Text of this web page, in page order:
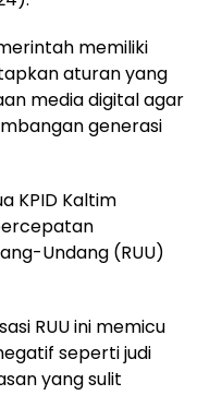
memiliki
aturan yang
media digital agar
generasi
KPID Kaltim
Undang (RUU)
RUU ini memicu
seperti judi
yang sulit